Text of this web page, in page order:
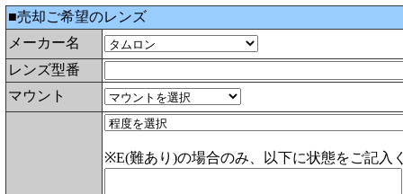
■売却ご希望のレンズ
メーカー名
レンズ型番
マウント
※E(難あり)の場合のみ、以下に状態をご記入